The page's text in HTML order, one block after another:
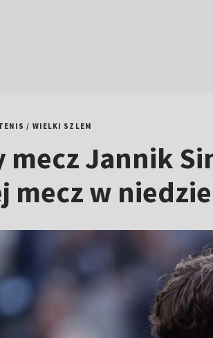
/ WIELKI SZLEM
mecz Jannik
mecz w